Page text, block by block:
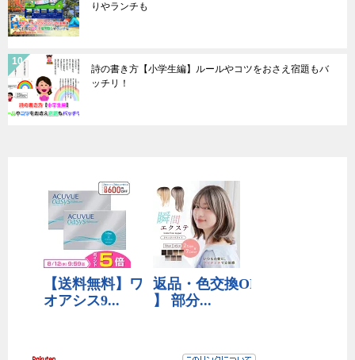
りやランチも
詩の書き方【小学生編】ルールやコツをおさえ宿題もバ
ッチリ！